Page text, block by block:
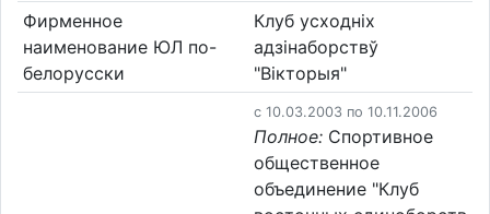
Фирменное
наименование ЮЛ по-
белорусски
Клуб усходніх
адзінаборствў
"Вікторыя"
c 10.03.2003 по 10.11.2006
Полное: Спортивное
общественное
объединение "Клуб